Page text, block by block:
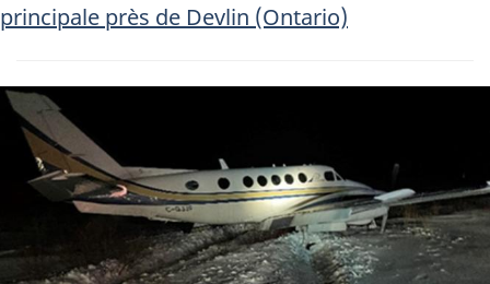
principale près de Devlin (Ontario)
Image